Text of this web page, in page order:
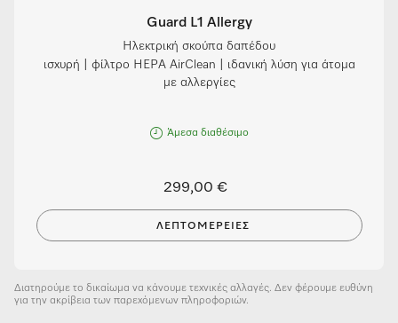
Guard L1 Allergy
Ηλεκτρική σκούπα δαπέδου
ισχυρή | φίλτρο HEPA AirClean | ιδανική λύση για άτομα
με αλλεργίες
Άμεσα διαθέσιμο
299,00 €
ΛΕΠΤΟΜΈΡΕΙΕΣ
Διατηρούμε το δικαίωμα να κάνουμε τεχνικές αλλαγές. Δεν φέρουμε ευθύνη
για την ακρίβεια των παρεχόμενων πληροφοριών.